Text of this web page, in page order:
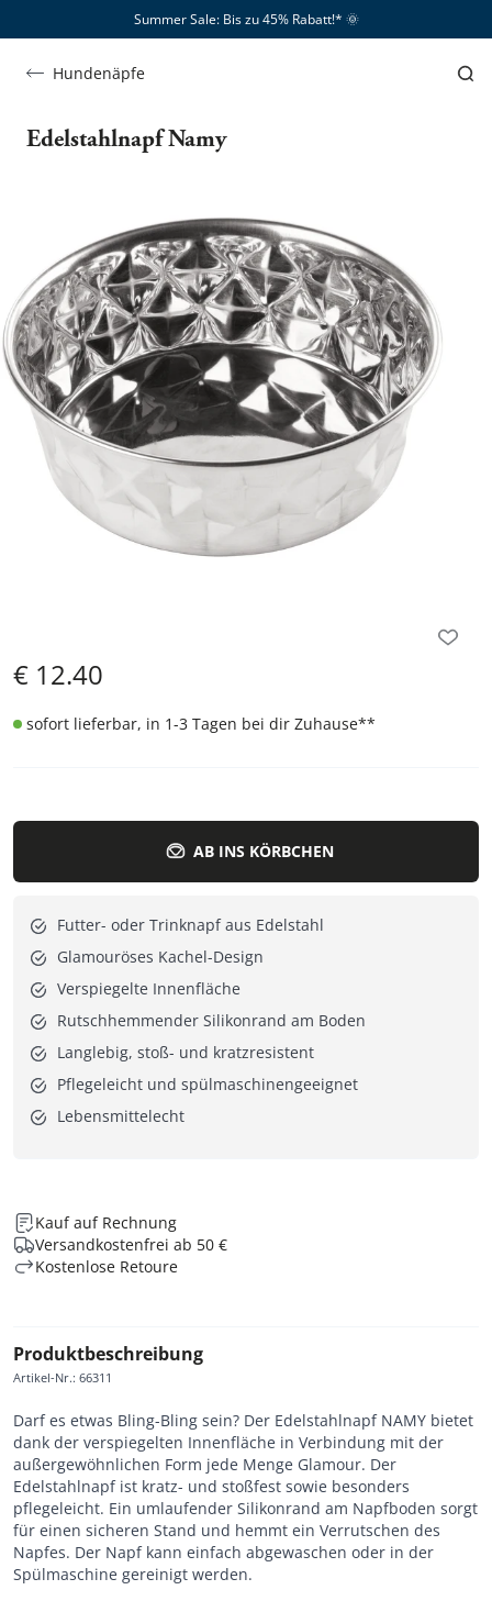
Summer Sale: Bis zu 45% Rabatt!*​ 🌞
Hundenäpfe
Edelstahlnapf Namy
€ 12.40
sofort lieferbar, in 1-3 Tagen bei dir Zuhause**
AB INS KÖRBCHEN
Futter- oder Trinknapf aus Edelstahl
Glamouröses Kachel-Design
Verspiegelte Innenfläche
Rutschhemmender Silikonrand am Boden
Langlebig, stoß- und kratzresistent
Pflegeleicht und spülmaschinengeeignet
Lebensmittelecht
Kauf auf Rechnung
Versandkostenfrei ab 50 €
Kostenlose Retoure
Produktbeschreibung
Artikel-Nr.: 66311
Darf es etwas Bling-Bling sein? Der Edelstahlnapf NAMY bietet
dank der verspiegelten Innenfläche in Verbindung mit der
außergewöhnlichen Form jede Menge Glamour. Der
Edelstahlnapf ist kratz- und stoßfest sowie besonders
pflegeleicht. Ein umlaufender Silikonrand am Napfboden sorgt
für einen sicheren Stand und hemmt ein Verrutschen des
Napfes. Der Napf kann einfach abgewaschen oder in der
Spülmaschine gereinigt werden.